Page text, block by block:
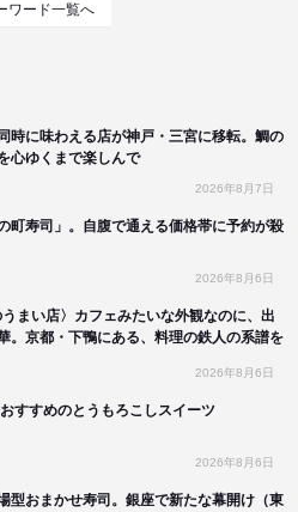
ワード一覧へ
時に味わえる店が神戸・三宮に移転。鯛の
心ゆくまで楽しんで
2026年8月7日
町寿司」。自腹で通える価格帯に予約が殺
2026年8月6日
うまい店〉カフェみたいな外観なのに、出
。京都・下鴨にある、料理の鉄人の系譜を
2026年8月6日
すすめのとうもろこしスイーツ
2026年8月6日
型おまかせ寿司。銀座で新たな幕開け（東